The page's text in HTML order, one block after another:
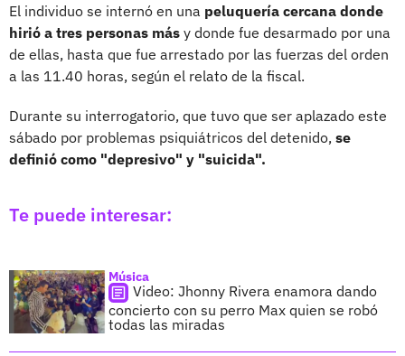
El individuo se internó en una peluquería cercana donde
hirió a tres personas más y donde fue desarmado por una
de ellas, hasta que fue arrestado por las fuerzas del orden
a las 11.40 horas, según el relato de la fiscal.
Durante su interrogatorio, que tuvo que ser aplazado este
sábado por problemas psiquiátricos del detenido, se
definió como "depresivo" y "suicida".
Te puede interesar:
Música
Video: Jhonny Rivera enamora dando
concierto con su perro Max quien se robó
todas las miradas